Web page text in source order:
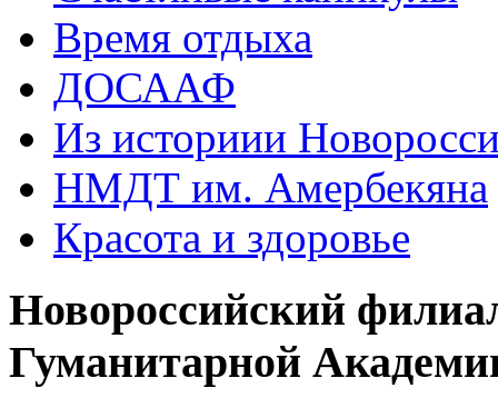
Время отдыха
ДОСААФ
Из историии
НМДТ им. Амербекяна
Красота и здоровье
Новороссийский
Гуманитарной